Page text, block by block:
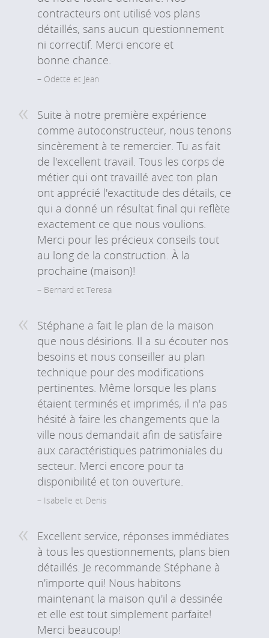
contracteurs ont utilisé vos plans
détaillés, sans aucun questionnement
ni correctif. Merci encore et
bonne chance.
Odette et Jean
Suite à notre première expérience
comme autoconstructeur, nous tenons
sincèrement à te remercier. Tu as fait
de l'excellent travail. Tous les corps de
métier qui ont travaillé avec ton plan
ont apprécié l'exactitude des détails, ce
qui a donné un résultat final qui reflète
exactement ce que nous voulions.
Merci pour les précieux conseils tout
au long de la construction. À la
prochaine (maison)!
Bernard et Teresa
Stéphane a fait le plan de la maison
que nous désirions. Il a su écouter nos
besoins et nous conseiller au plan
technique pour des modifications
pertinentes. Même lorsque les plans
étaient terminés et imprimés, il n'a pas
hésité à faire les changements que la
ville nous demandait afin de satisfaire
aux caractéristiques patrimoniales du
secteur. Merci encore pour ta
disponibilité et ton ouverture.
Isabelle et Denis
Excellent service, réponses immédiates
à tous les questionnements, plans bien
détaillés. Je recommande Stéphane à
n'importe qui! Nous habitons
maintenant la maison qu'il a dessinée
et elle est tout simplement parfaite!
Merci beaucoup!